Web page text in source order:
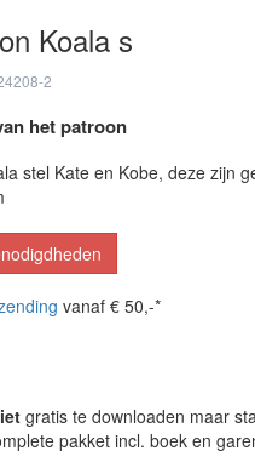
Koala s
2
het patroon
stel Kate en Kobe, deze zijn
vanaf € 50,-*
gratis te downloaden maar
pakket incl. boek en